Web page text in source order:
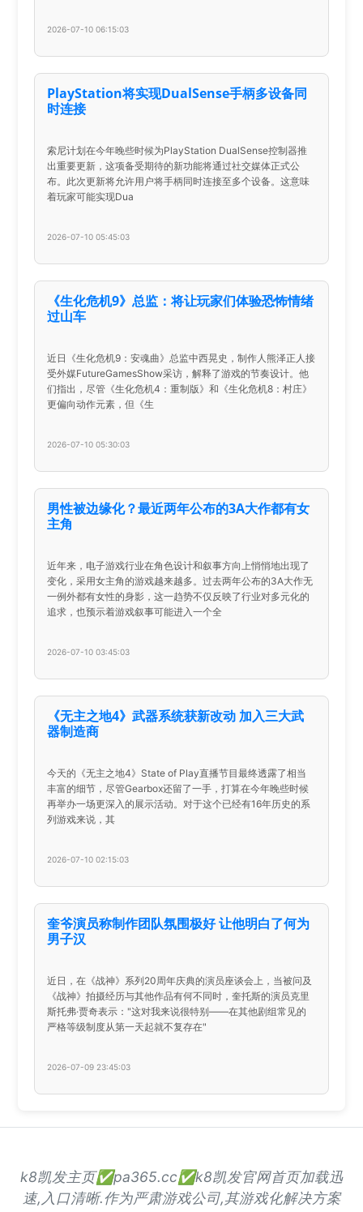
2026-07-10 06:15:03
PlayStation将实现DualSense手柄多设备同
时连接
索尼计划在今年晚些时候为PlayStation DualSense控制器推
出重要更新，这项备受期待的新功能将通过社交媒体正式公
布。此次更新将允许用户将手柄同时连接至多个设备。这意味
着玩家可能实现Dua
2026-07-10 05:45:03
《生化危机9》总监：将让玩家们体验恐怖情绪
过山车
近日《生化危机9：安魂曲》总监中西晃史，制作人熊泽正人接
受外媒FutureGamesShow采访，解释了游戏的节奏设计。他
们指出，尽管《生化危机4：重制版》和《生化危机8：村庄》
更偏向动作元素，但《生
2026-07-10 05:30:03
男性被边缘化？最近两年公布的3A大作都有女
主角
近年来，电子游戏行业在角色设计和叙事方向上悄悄地出现了
变化，采用女主角的游戏越来越多。过去两年公布的3A大作无
一例外都有女性的身影，这一趋势不仅反映了行业对多元化的
追求，也预示着游戏叙事可能进入一个全
2026-07-10 03:45:03
《无主之地4》武器系统获新改动 加入三大武
器制造商
今天的《无主之地4》State of Play直播节目最终透露了相当
丰富的细节，尽管Gearbox还留了一手，打算在今年晚些时候
再举办一场更深入的展示活动。对于这个已经有16年历史的系
列游戏来说，其
2026-07-10 02:15:03
奎爷演员称制作团队氛围极好 让他明白了何为
男子汉
近日，在《战神》系列20周年庆典的演员座谈会上，当被问及
《战神》拍摄经历与其他作品有何不同时，奎托斯的演员克里
斯托弗·贾奇表示："这对我来说很特别——在其他剧组常见的
严格等级制度从第一天起就不复存在"
2026-07-09 23:45:03
k8凯发主页✅pa365.cc✅k8凯发官网首页加载迅
速,入口清晰.作为严肃游戏公司,其游戏化解决方案